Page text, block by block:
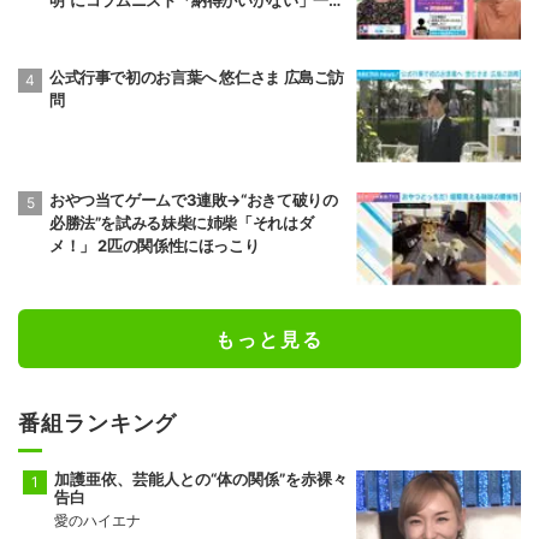
公式行事で初のお言葉へ 悠仁さま 広島ご訪
問
おやつ当てゲームで3連敗→“おきて破りの
必勝法”を試みる妹柴に姉柴「それはダ
メ！」 2匹の関係性にほっこり
もっと見る
番組ランキング
加護亜依、芸能人との“体の関係”を赤裸々
告白
愛のハイエナ